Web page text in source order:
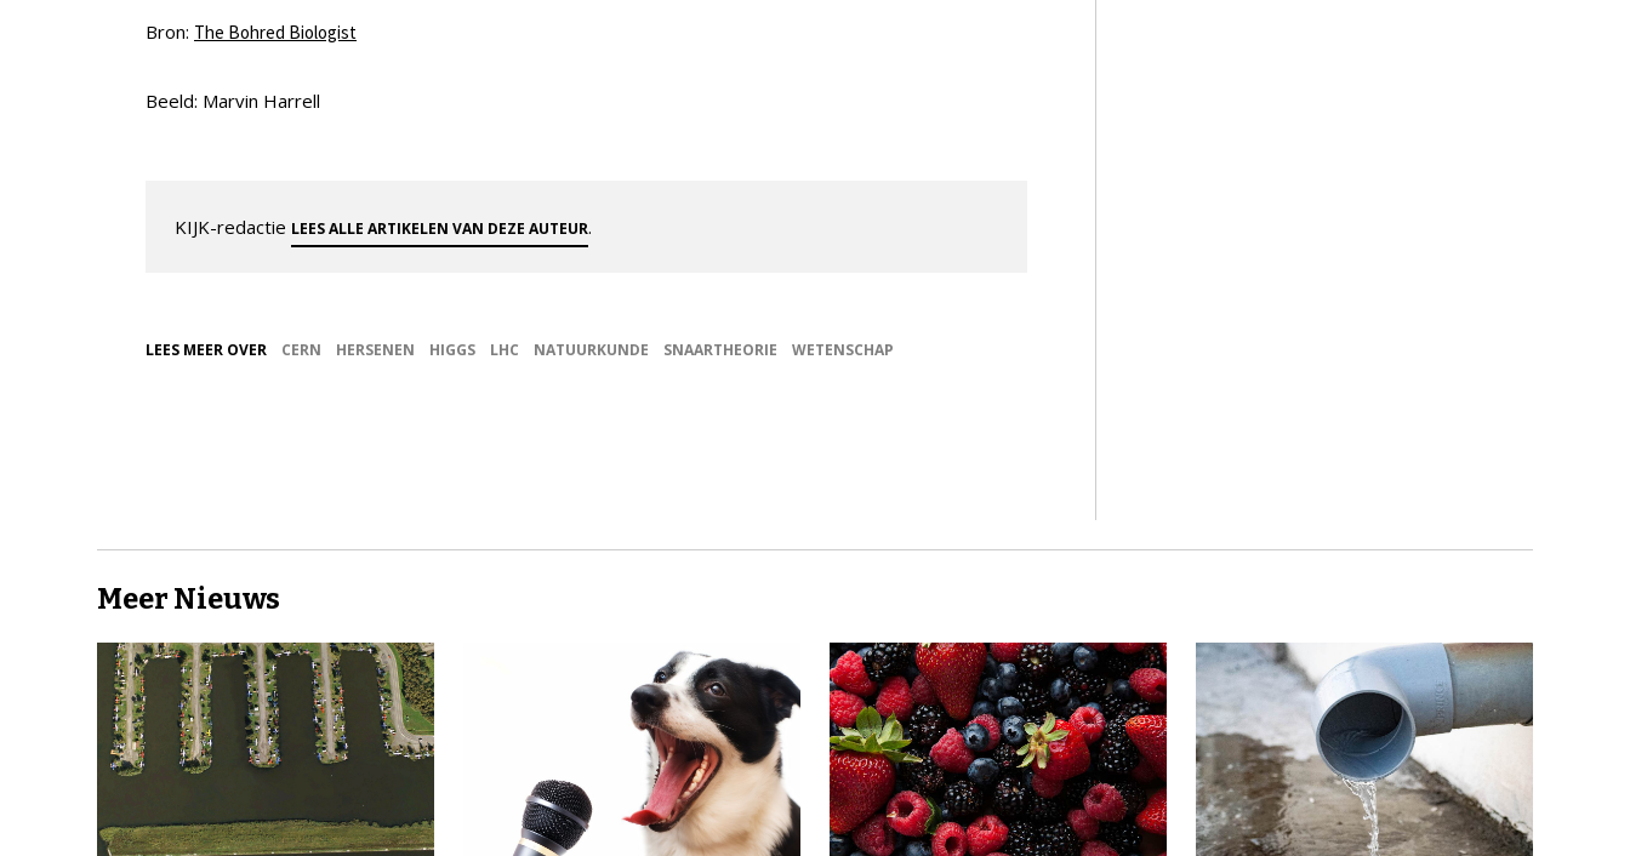
Bron: The Bohred Biologist
Beeld: Marvin Harrell
KIJK-redactie LEES ALLE ARTIKELEN VAN DEZE AUTEUR.
LEES MEER OVER CERN HERSENEN HIGGS LHC NATUURKUNDE SNAARTHEORIE WETENSCHAP
Meer Nieuws